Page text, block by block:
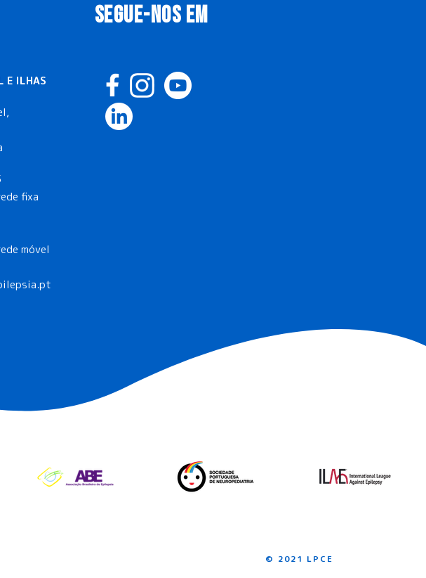
E ILHAS
fixa
móvel
SEGUE-NOS EM
© 2021 LPCE